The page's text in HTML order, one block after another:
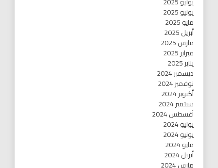
يونيو 2025
مايو 2025
أبريل 2025
مارس 2025
فبراير 2025
يناير 2025
ديسمبر 2024
نوفمبر 2024
أكتوبر 2024
سبتمبر 2024
أغسطس 2024
يوليو 2024
يونيو 2024
مايو 2024
أبريل 2024
مارس 2024